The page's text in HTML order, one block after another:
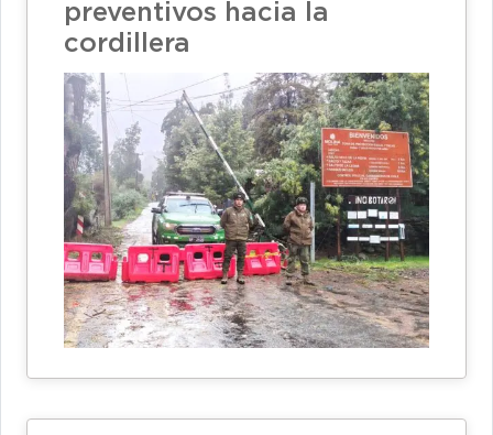
preventivos hacia la
cordillera